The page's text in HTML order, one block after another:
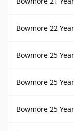
Bowmore 22
Bowmore 25
Bowmore 25
Bowmore 25